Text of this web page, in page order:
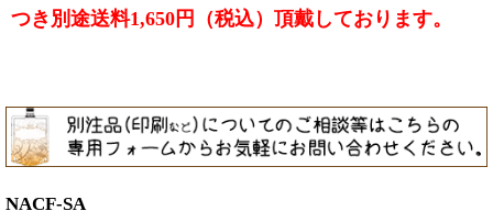
つき別途送料1,650円（税込）頂戴しております。
NACF-SA